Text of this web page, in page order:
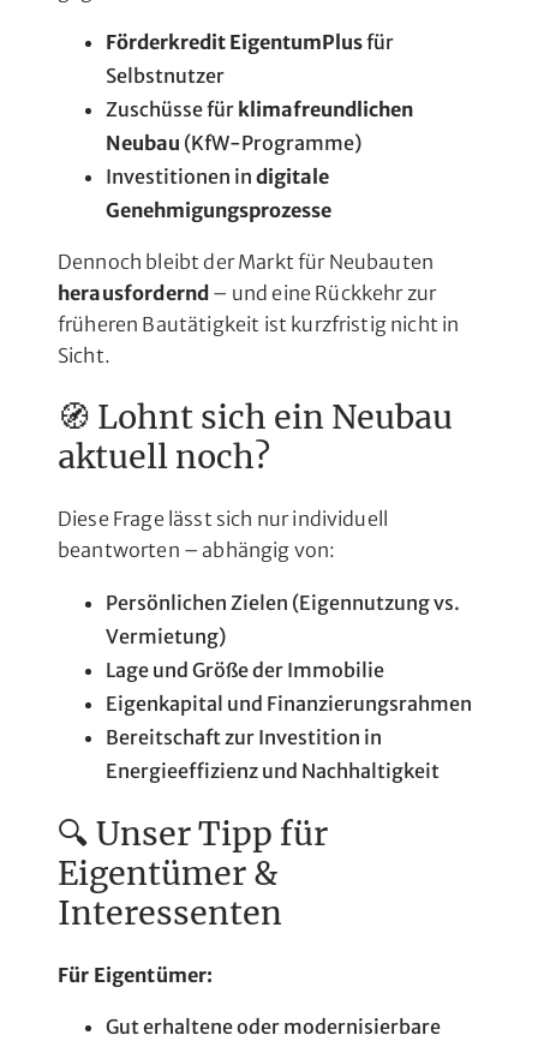
Förderkredit EigentumPlusfür
Selbstnutzer
Zuschüsse für klimafreundlichen
Neubau (KfW-Programme)
Investitionen in digitale
Genehmigungsprozesse
Dennoch bleibt der Markt für Neubauten
herausfordernd – und eine Rückkehr zur
früheren Bautätigkeit ist kurzfristig nicht in
Sicht.
🧭 Lohnt sich ein Neubau
aktuell noch?
Diese Frage lässt sich nur individuell
beantworten – abhängig von:
Persönlichen Zielen (Eigennutzung vs.
Vermietung)
Lage und Größe der Immobilie
Eigenkapital und Finanzierungsrahmen
Bereitschaft zur Investition in
Energieeffizienz und Nachhaltigkeit
🔍 Unser Tipp für
Eigentümer &
Interessenten
Für Eigentümer:
Gut erhaltene oder modernisierbare